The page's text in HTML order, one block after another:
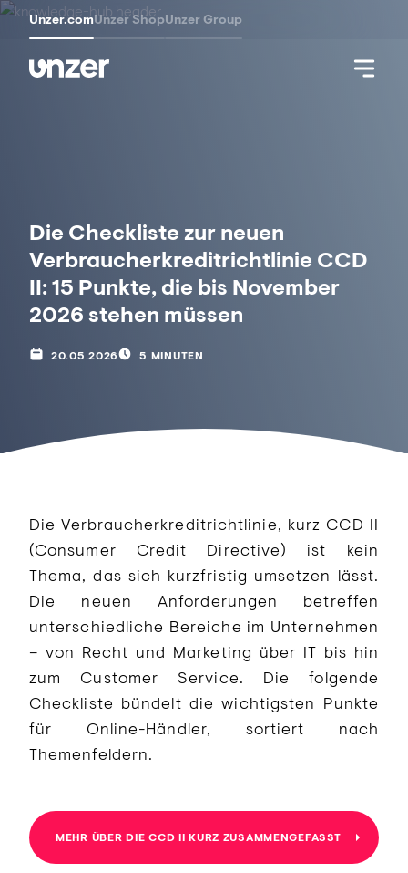
Unzer.comUnzer ShopUnzer Group
Die Checkliste zur neuen
Verbraucherkreditrichtlinie CCD
II: 15 Punkte, die bis November
2026 stehen müssen
20.05.2026 5 MINUTEN
Die Verbraucherkreditrichtlinie, kurz CCD II
(Consumer Credit Directive) ist kein
Thema, das sich kurzfristig umsetzen lässt.
Die neuen Anforderungen betreffen
unterschiedliche Bereiche im Unternehmen
– von Recht und Marketing über IT bis hin
zum Customer Service. Die folgende
Checkliste bündelt die wichtigsten Punkte
für Online-Händler, sortiert nach
Themenfeldern.
MEHR ÜBER DIE CCD II KURZ ZUSAMMENGEFASST